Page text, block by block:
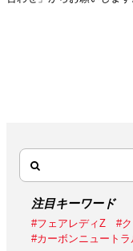
注目キーワード
#フェアレディZ #
#カーボンニュートラ